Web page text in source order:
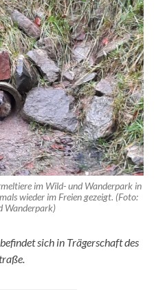
im Wild- und Wanderpark in
wieder im Freien gezeigt. (Foto:
Wanderpark)
sich in Trägerschaft des